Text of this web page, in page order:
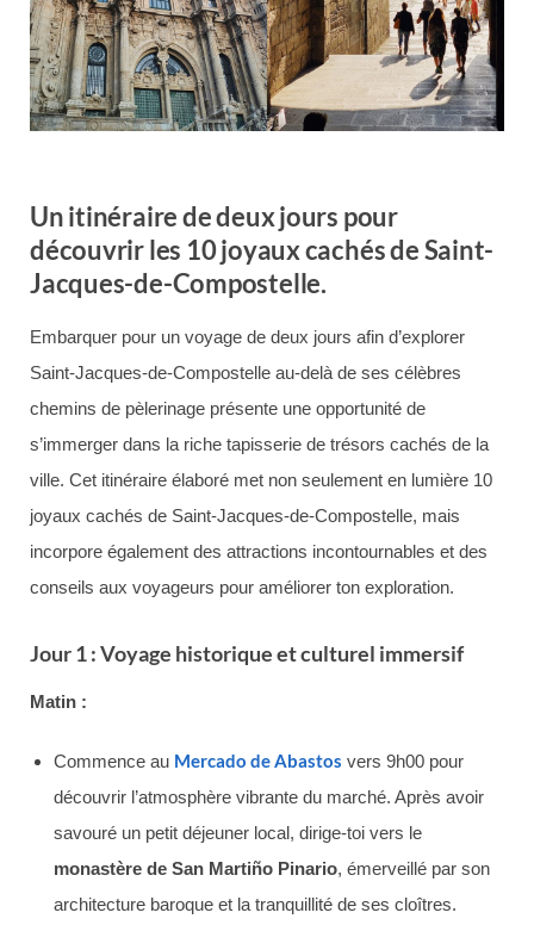
Un itinéraire de deux jours pour
découvrir les 10 joyaux cachés de Saint-
Jacques-de-Compostelle.
Embarquer pour un voyage de deux jours afin d’explorer
Saint-Jacques-de-Compostelle au-delà de ses célèbres
chemins de pèlerinage présente une opportunité de
s’immerger dans la riche tapisserie de trésors cachés de la
ville. Cet itinéraire élaboré met non seulement en lumière 10
joyaux cachés de Saint-Jacques-de-Compostelle, mais
incorpore également des attractions incontournables et des
conseils aux voyageurs pour améliorer ton exploration.
Jour 1 : Voyage historique et culturel immersif
Matin :
Commence au Mercado de Abastos vers 9h00 pour
découvrir l’atmosphère vibrante du marché. Après avoir
savouré un petit déjeuner local, dirige-toi vers le
monastère de San Martiño Pinario, émerveillé par son
architecture baroque et la tranquillité de ses cloîtres.